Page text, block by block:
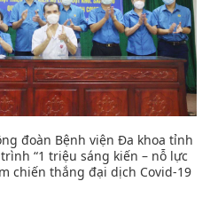
đoàn Bệnh viện Đa khoa tỉnh
“1 triệu sáng kiến – nỗ lực
chiến thắng đại dịch Covid-19